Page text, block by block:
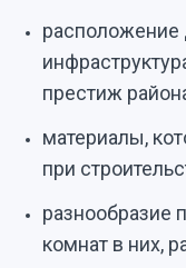
престиж
материалы,
при
разнообразие
комнат в них,